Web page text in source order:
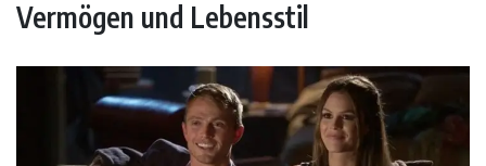
Vermögen und Lebensstil